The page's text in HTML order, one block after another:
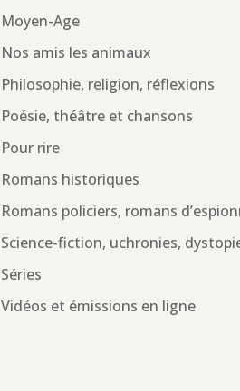
Moyen-Age
Nos amis les animaux
Philosophie, religion, réflexions
Poésie, théâtre et chansons
Pour rire
Romans historiques
Romans policiers, romans
Science-fiction, uchronies,
Séries
Vidéos et émissions en ligne